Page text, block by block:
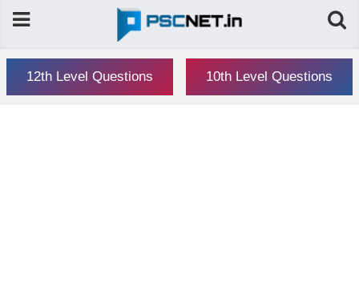
12th Level Questions 10th Level Questions